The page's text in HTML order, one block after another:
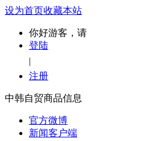
设为首页收藏本站
你好游客，请
登陆
|
注册
中韩自贸商品信息
官方微博
新闻客户端